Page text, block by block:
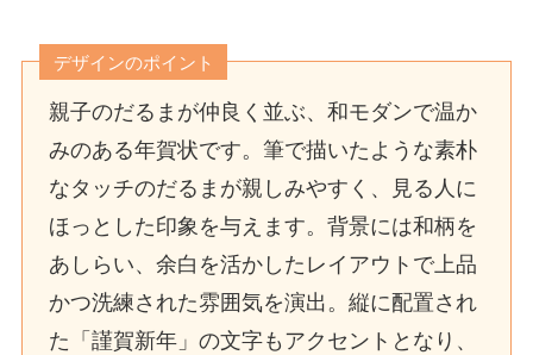
デザインのポイント
親子のだるまが仲良く並ぶ、和モダンで温か
みのある年賀状です。筆で描いたような素朴
なタッチのだるまが親しみやすく、見る人に
ほっとした印象を与えます。背景には和柄を
あしらい、余白を活かしたレイアウトで上品
かつ洗練された雰囲気を演出。縦に配置され
た「謹賀新年」の文字もアクセントとなり、